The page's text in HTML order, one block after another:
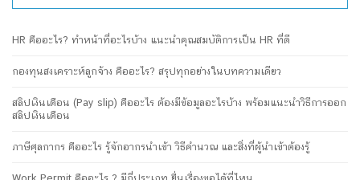
HR คืออะไร? ทำหน้าที่อะไรบ้าง แนะนำคุณสมบัติการเป็น HR ที่ดี
กองทุนสงเคราะห์ลูกจ้าง คืออะไร? สรุปทุกอย่างในบทความเดียว
สลิปเงินเดือน (Pay slip) คืออะไร ต้องมีข้อมูลอะไรบ้าง พร้อมแนะนำวิธีการออก
สลิปเงินเดือน
ภาษีศุลกากร คืออะไร รู้จักอากรนำเข้า วิธีคำนวณ และสิ่งที่ผู้นำเข้าต้องรู้